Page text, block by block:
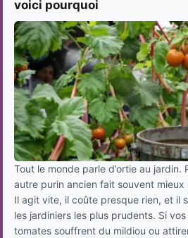
voici pourquoi
Tout le monde parle d’ortie au jardin.
autre purin ancien fait souvent mieux
Il agit vite, il coûte presque rien, et il
les jardiniers les plus prudents. Si
tomates souffrent du mildiou ou